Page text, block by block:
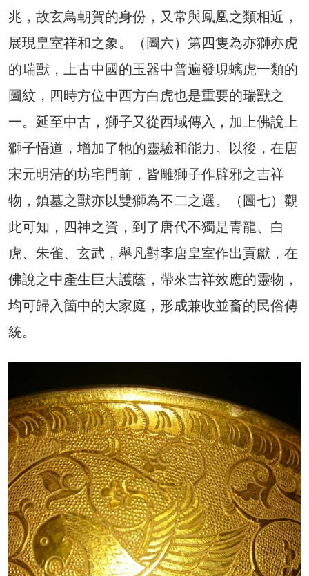
兆，故玄鳥朝賀的身份，又常與鳳凰之類相近，
展現皇室祥和之象。（圖六）第四隻為亦獅亦虎
的瑞獸，上古中國的玉器中普遍發現螭虎一類的
圖紋，四時方位中西方白虎也是重要的瑞獸之
一。延至中古，獅子又從西域傳入，加上佛說上
獅子悟道，增加了牠的靈驗和能力。以後，在唐
宋元明清的坊宅門前，皆雕獅子作辟邪之吉祥
物，鎮墓之獸亦以雙獅為不二之選。（圖七）觀
此可知，四神之資，到了唐代不獨是青龍、白
虎、朱雀、玄武，舉凡對李唐皇室作出貢獻，在
佛說之中產生巨大護蔭，帶來吉祥效應的靈物，
均可歸入箇中的大家庭，形成兼收並畜的民俗傳
統。